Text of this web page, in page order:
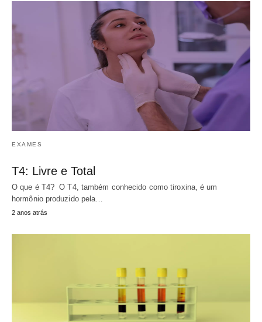
EXAMES
T4: Livre e Total
O que é T4? O T4, também conhecido como tiroxina, é um
hormônio produzido pela…
2 anos atrás